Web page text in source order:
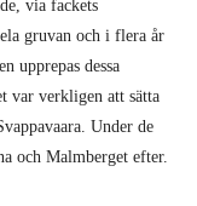
via fackets
gruvan och i flera år
upprepas dessa
var verkligen att sätta
Under de
och Malmberget efter.